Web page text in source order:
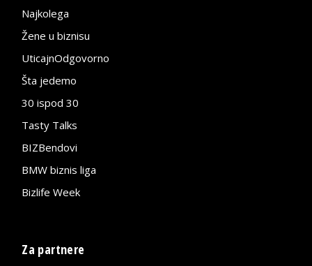
Najkolega
Žene u biznisu
UticajnOdgovorno
Šta jedemo
30 ispod 30
Tasty Talks
BIZBendovi
BMW biznis liga
Bizlife Week
Za partnere